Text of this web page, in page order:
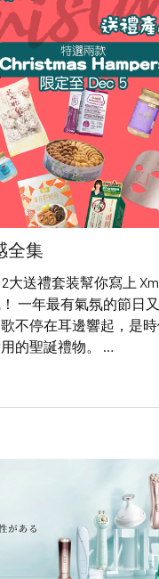
全集
大送禮套装幫你寫上
一年最有氣氛的節日
不停在耳邊響起，是
的聖誕禮物。 …